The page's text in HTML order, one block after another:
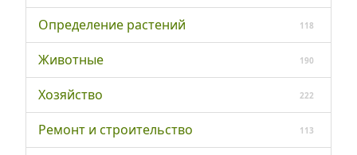
Определение растений 118
Животные 190
Хозяйство 222
Ремонт и строительство 113